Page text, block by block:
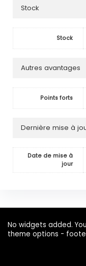
Stock
Stock
Autres avantages
Points forts
Dernière mise à
Date de mise à
jour
No widgets added.
theme options -